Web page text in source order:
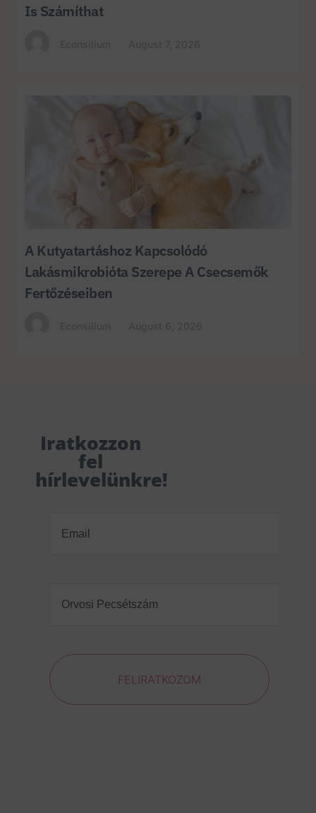
Is Számíthat
A Kutyatartáshoz Kapcsolódó
Lakásmikrobióta Szerepe A Csecsemők
Fertőzéseiben
Iratkozzon
fel
hírlevelünkre!
Pecsétszám(Required)
FELIRATKOZOM